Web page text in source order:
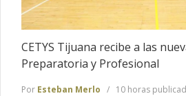
CETYS Tijuana recibe a las
Preparatoria y Profesional
Por Esteban Merlo 10 horas